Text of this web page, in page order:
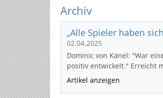
Archiv
„Alle Spieler haben
02.04.2025
Dominic von Känel: "War
positiv entwickelt." Erreicht
Artikel anzeigen